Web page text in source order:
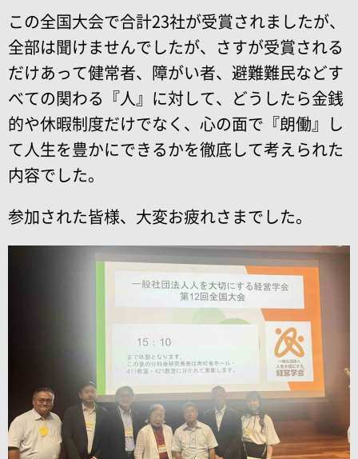
この全国大会で合計23社が受賞されましたが、
全部は聞けませんでしたが、さすが受賞される
だけあって健常者、障がい者、避難難民などす
べての関わる『人』に対して、どうしたら金銭
的や休暇制度だけでなく、心の面で『朗働』し
て人生を豊かにできるかを徹底して考えられた
内容でした。
参加された皆様、大変お疲れさまでした。